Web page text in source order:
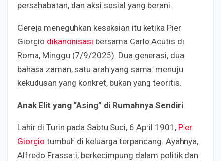
persahabatan, dan aksi sosial yang berani.
Gereja meneguhkan kesaksian itu ketika Pier
Giorgio dikanonisasi bersama Carlo Acutis di
Roma, Minggu (7/9/2025). Dua generasi, dua
bahasa zaman, satu arah yang sama: menuju
kekudusan yang konkret, bukan yang teoritis.
Anak Elit yang “Asing” di Rumahnya Sendiri
Lahir di Turin pada Sabtu Suci, 6 April 1901, Pier
Giorgio tumbuh di keluarga terpandang. Ayahnya,
Alfredo Frassati, berkecimpung dalam politik dan